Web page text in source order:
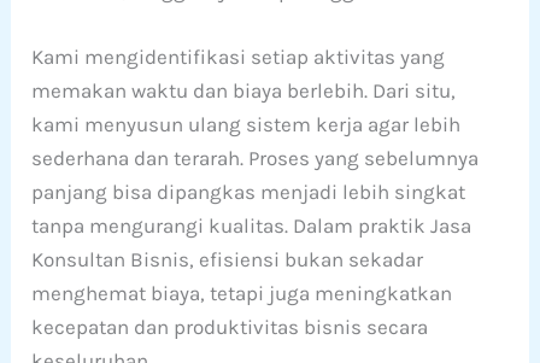
Kami mengidentifikasi setiap aktivitas yang
memakan waktu dan biaya berlebih. Dari situ,
kami menyusun ulang sistem kerja agar lebih
sederhana dan terarah. Proses yang sebelumnya
panjang bisa dipangkas menjadi lebih singkat
tanpa mengurangi kualitas. Dalam praktik Jasa
Konsultan Bisnis, efisiensi bukan sekadar
menghemat biaya, tetapi juga meningkatkan
kecepatan dan produktivitas bisnis secara